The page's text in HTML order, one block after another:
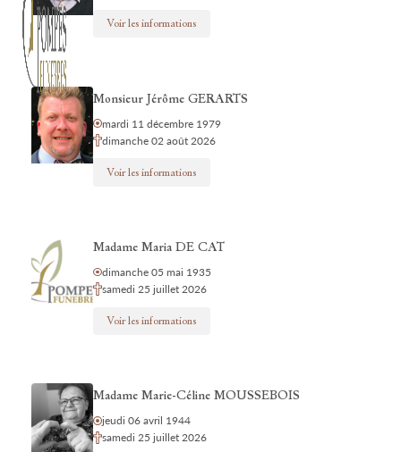
Voir les informations
Monsieur Jérôme GERARTS
mardi 11 décembre 1979
dimanche 02 août 2026
Voir les informations
Madame Maria DE CAT
dimanche 05 mai 1935
samedi 25 juillet 2026
Voir les informations
Madame Marie-Céline MOUSSEBOIS
jeudi 06 avril 1944
samedi 25 juillet 2026